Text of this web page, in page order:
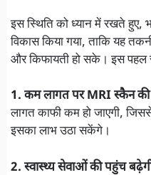
इस स्थिति को ध्यान में रखते
विकास किया गया, ताकि यह
और किफायती हो सके। इस पहल
1. कम लागत पर MRI स्कैन की
लागत काफी कम हो जाएगी, जिससे
इसका लाभ उठा सकेंगे।
2. स्वास्थ्य सेवाओं की पहुंच